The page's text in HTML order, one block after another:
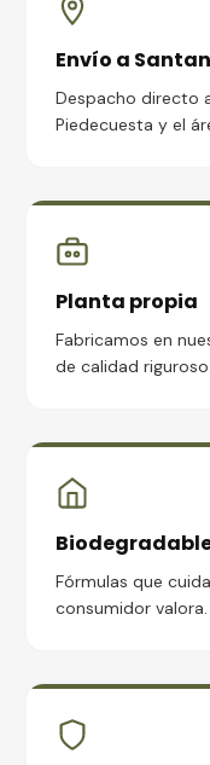
Envío a
Despacho directo
Piedecuesta y el
Planta propia
Fabricamos en
de calidad riguroso.
Fórmulas que
consumidor valora.